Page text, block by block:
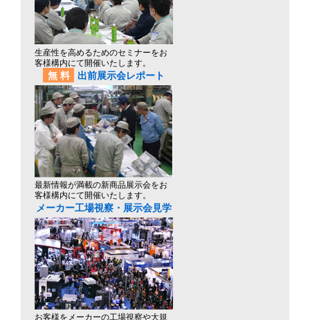
生産性を高めるためのセミナーをお
客様構内にて開催いたします。
無料 出前展示会レポート
最新情報が満載の新商品展示会をお
客様構内にて開催いたします。
メーカー工場視察・展示会見学
お客様をメーカーの工場視察や大規